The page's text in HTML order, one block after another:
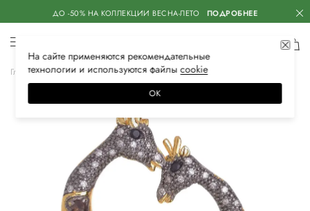
ДО -50% НА КОЛЛЕКЦИИ ВЕСНА-ЛЕТО ПОДРОБНЕЕ
Главная Женская Аксессуары Ювелирные украшения
На сайте применяются рекомендательные
технологии и используются файлысооkiе
ОК